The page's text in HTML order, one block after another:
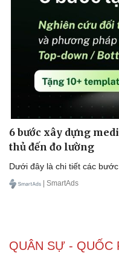
Sân khấu - Điện ảnh
Văn học
Âm nhạc
Di sản
6 bước xây dựng
thủ đến đo lường
Dưới đây là chi tiết các
| SmartAds
QUÂN SỰ - QUỐC